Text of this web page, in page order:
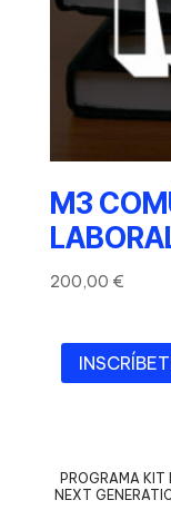
M3
200,00 €
PROGRAMA KIT
NEXT